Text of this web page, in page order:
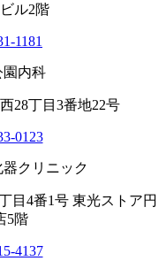
ル2階
1181
園内科
28丁目3番地22号
0123
クリニック
目4番1号 東光ストア円
5階
4137